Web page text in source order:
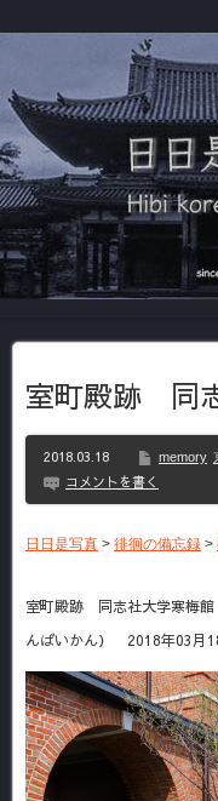
室町殿跡 同
2018.03.18 memory
コメントを書く
日日是写真 > 徘徊の備忘録 >
室町殿跡 同志社大学寒梅
んばいかん） 2018年03月